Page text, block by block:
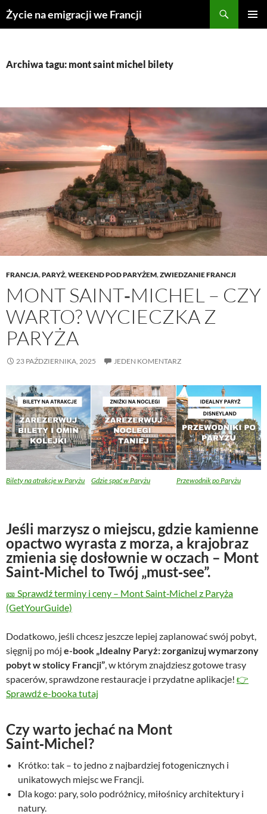
Przejdź
doŻycie na emigracji we Francji
Archiwa tagu: mont saint michel bilety
FRANCJA,PARYŻ,WEEKEND POD PARYŻEM,ZWIEDZANIE FRANCJI
MONT SAINT‑MICHEL – CZY
WARTO? WYCIECZKA Z
PARYŻA
23 PAŹDZIERNIKA, 2025 JEDEN KOMENTARZ
Bilety na atrakcje w Paryżu Gdzie spać w Paryżu Przewodnik po Paryżu
Jeśli marzysz o miejscu, gdzie kamienne
opactwo wyrasta z morza, a krajobraz
zmienia się dosłownie w oczach – Mont
Saint‑Michel to Twój „must‑see”.
🎫 Sprawdź terminy i ceny – Mont Saint‑Michel z Paryża
(GetYourGuide)
Dodatkowo, jeśli chcesz jeszcze lepiej zaplanować swój pobyt,
sięgnij po mój e-book „Idealny Paryż: zorganizuj wymarzony
pobyt w stolicy Francji” , w którym znajdziesz gotowe trasy
spacerów, sprawdzone restauracje i przydatne aplikacje! 👉
Sprawdź e-booka tutaj
Czy warto jechać na Mont
Saint‑Michel?
Krótko: tak – to jedno z najbardziej fotogenicznych i
unikatowych miejsc we Francji.
Dla kogo: pary, solo podróżnicy, miłośnicy architektury i
natury.